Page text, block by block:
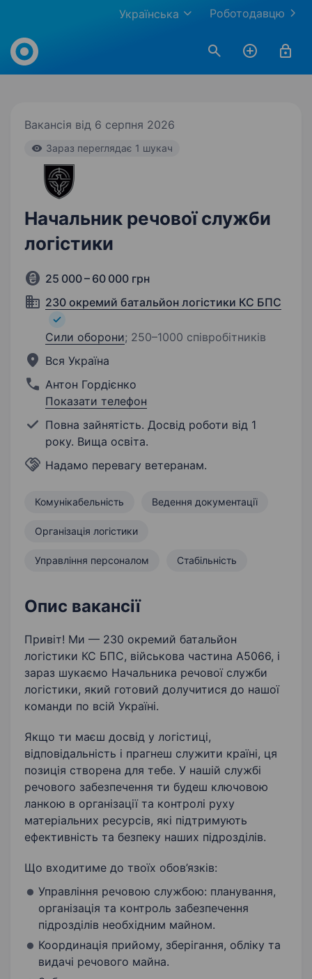
Роботодавцю
Українська
Work.ua
Вакансія від 6 серпня 2026
Зараз переглядає 1 шукач
Начальник речової служби
логістики
25 000 – 60 000 грн
230 окремий батальйон логістики КС БПС
Сили оборони; 250–1000 співробітників
Вся Україна
Антон Гордієнко
Показати телефон
Повна зайнятість. Досвід роботи від 1
року. Вища освіта.
Надамо перевагу ветеранам.
Комунікабельність Ведення документації
Організація логістики
Управління персоналом Стабільність
Опис вакансії
Привіт! Ми — 230 окремий батальйон
логістики КС БПС, військова частина А5066, і
зараз шукаємо Начальника речової служби
логістики, який готовий долучитися до нашої
команди по всій Україні.
Якщо ти маєш досвід у логістиці,
відповідальність і прагнеш служити країні, ця
позиція створена для тебе. У нашій службі
речового забезпечення ти будеш ключовою
ланкою в організації та контролі руху
матеріальних ресурсів, які підтримують
ефективність та безпеку наших підрозділів.
Що входитиме до твоїх обов’язків:
Управління речовою службою: планування,
організація та контроль забезпечення
підрозділів необхідним майном.
Координація прийому, зберігання, обліку та
видачі речового майна.